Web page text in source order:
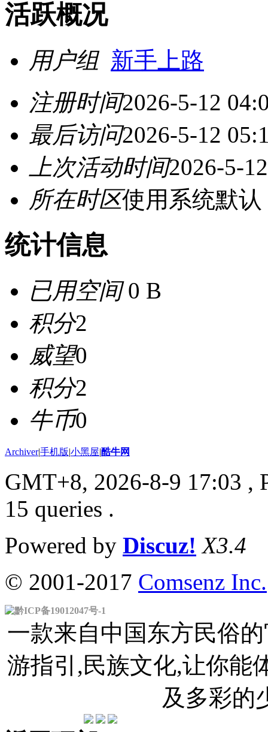
活跃概况
用户组 新手上路
注册时间2026-5-12
最后访问2026-5-12
上次活动时间2026-5-
所在时区使用系统默认
统计信息
已用空间0 B
积分2
威望0
积分2
牛币0
Archiver|手机版|小黑屋|酷牛网
GMT+8, 2026-8-9 17:03 ,
15 queries .
Powered by Discuz! X3.4
© 2001-2017 Comsenz Inc.
黔ICP备19012047号-1
一款来自中国东方民俗
游指引,民族文化,让你能
及多彩的